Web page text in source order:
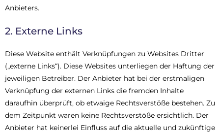
Anbieters.
2. Externe Links
Diese Website enthält Verknüpfungen zu Websites Dritter
(„externe Links“). Diese Websites unterliegen der Haftung der
jeweiligen Betreiber. Der Anbieter hat bei der erstmaligen
Verknüpfung der externen Links die fremden Inhalte
daraufhin überprüft, ob etwaige Rechtsverstöße bestehen. Zu
dem Zeitpunkt waren keine Rechtsverstöße ersichtlich. Der
Anbieter hat keinerlei Einfluss auf die aktuelle und zukünftige